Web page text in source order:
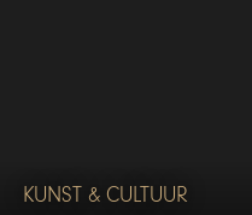
KUNST & CULTUUR